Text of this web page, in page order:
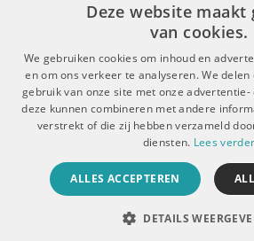
Algemene voorwaarden | Disclaimer
Sitemap | RSS Feed
© Copyright 2026 - De Boer Dental |
Beoordeling opKiyOhvoor De Boer Dental:
Deze website maakt
van cookies.
We gebruiken cookies om inhoud en
en om ons verkeer te analyseren. We
gebruik van onze site met onze
deze kunnen combineren met andere
verstrekt of die zij hebben verzameld
diensten. Lees verder
ALLES ACCEPTEREN
DETAILS